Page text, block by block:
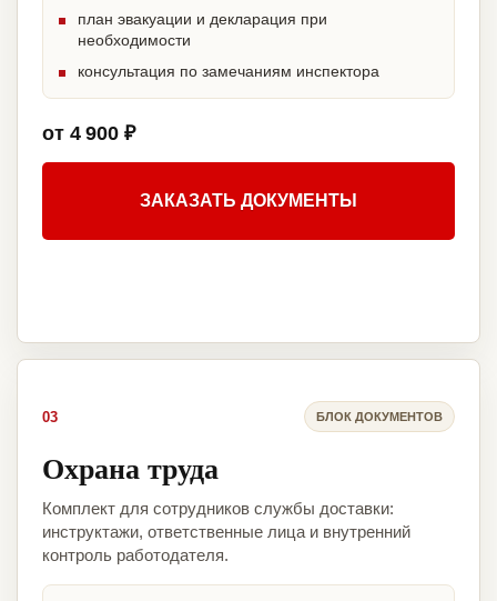
план эвакуации и декларация при
необходимости
консультация по замечаниям инспектора
от 4 900 ₽
ЗАКАЗАТЬ ДОКУМЕНТЫ
03 БЛОК ДОКУМЕНТОВ
Охрана труда
Комплект для сотрудников службы доставки:
инструктажи, ответственные лица и внутренний
контроль работодателя.